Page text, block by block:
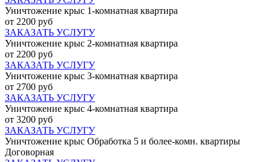
Уничтожение крыс 1-комнатная квартира
от 2200 руб
ЗАКАЗАТЬ УСЛУГУ
Уничтожение крыс 2-комнатная квартира
от 2200 руб
ЗАКАЗАТЬ УСЛУГУ
Уничтожение крыс 3-комнатная квартира
от 2700 руб
ЗАКАЗАТЬ УСЛУГУ
Уничтожение крыс 4-комнатная квартира
от 3200 руб
ЗАКАЗАТЬ УСЛУГУ
Уничтожение крыс Обработка 5 и более-комн. квартиры
Договорная